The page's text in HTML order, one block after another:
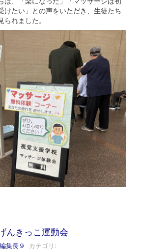
けたい」との声をいただき、生徒たち
れました。
んきっこ運動会
編集長９ カテゴリ: